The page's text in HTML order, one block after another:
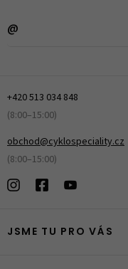
+420 513 034 848
(8:00–15:00)
obchod@cyklospeciality.cz
(8:00–15:00)
JSME TU PRO VÁS